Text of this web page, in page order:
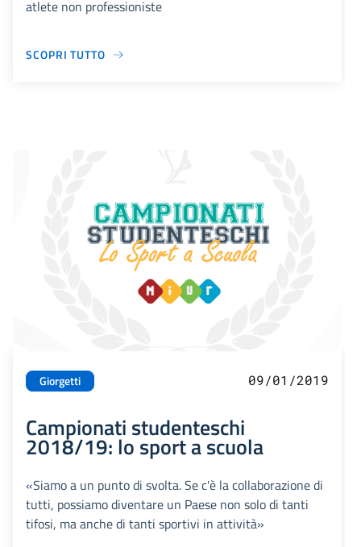
atlete non professioniste
SCOPRI TUTTO
Giorgetti 09/01/2019
Campionati studenteschi
2018/19: lo sport a scuola
«Siamo a un punto di svolta. Se c'è la collaborazione di
tutti, possiamo diventare un Paese non solo di tanti
tifosi, ma anche di tanti sportivi in attività»